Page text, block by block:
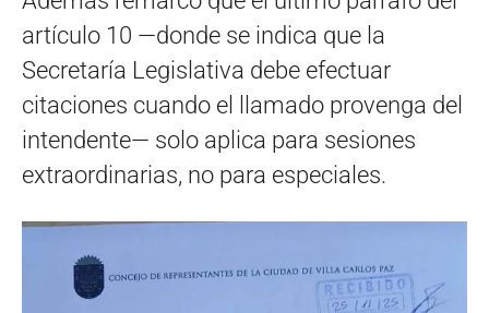
artículo 10 —donde se indica que la
Secretaría Legislativa debe efectuar
citaciones cuando el llamado provenga del
intendente— solo aplica para sesiones
extraordinarias, no para especiales.